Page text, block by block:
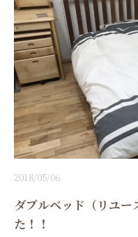
2018/05/06
ダブルベッド（リユー
た！！